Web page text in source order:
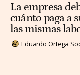
La empresa
cuánto paga a
las mismas
Eduardo Ortega